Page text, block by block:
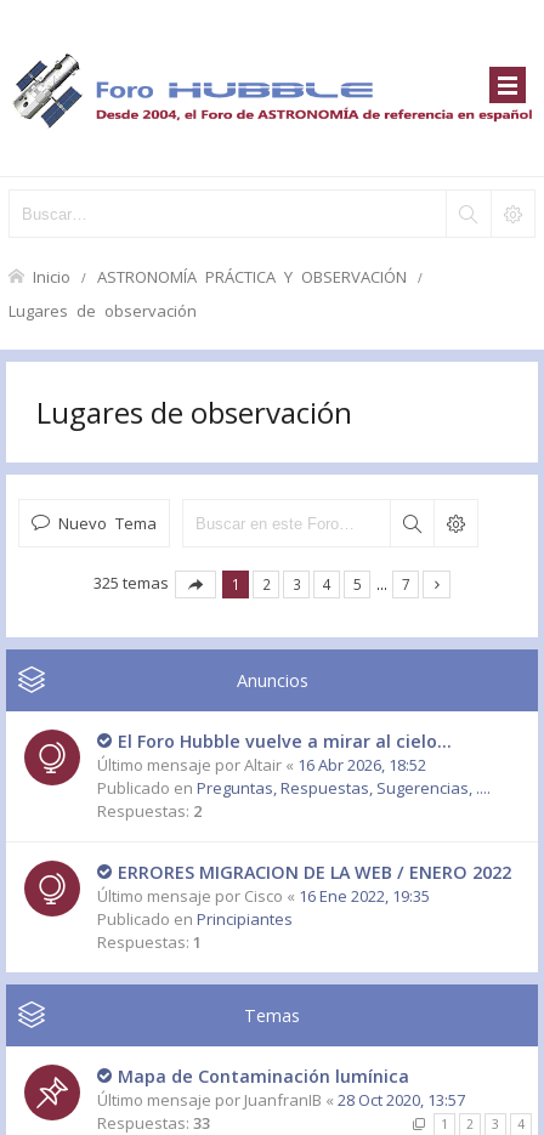
Inicio ASTRONOMÍA PRÁCTICA Y OBSERVACIÓN
Lugares de observación
Lugares de observación
Nuevo Tema
325 temas 1 2 3 4 5 … 7
Anuncios
El Foro Hubble vuelve a mirar al cielo...
Último mensaje porAltair « 16 Abr 2026, 18:52
Publicado en Preguntas, Respuestas, Sugerencias, ....
Respuestas: 2
ERRORES MIGRACION DE LA WEB / ENERO 2022
Último mensaje por Cisco « 16 Ene 2022, 19:35
Publicado en Principiantes
Respuestas: 1
Temas
Mapa de Contaminación lumínica
Último mensaje por JuanfranIB « 28 Oct 2020, 13:57
Respuestas: 33 1 2 3 4